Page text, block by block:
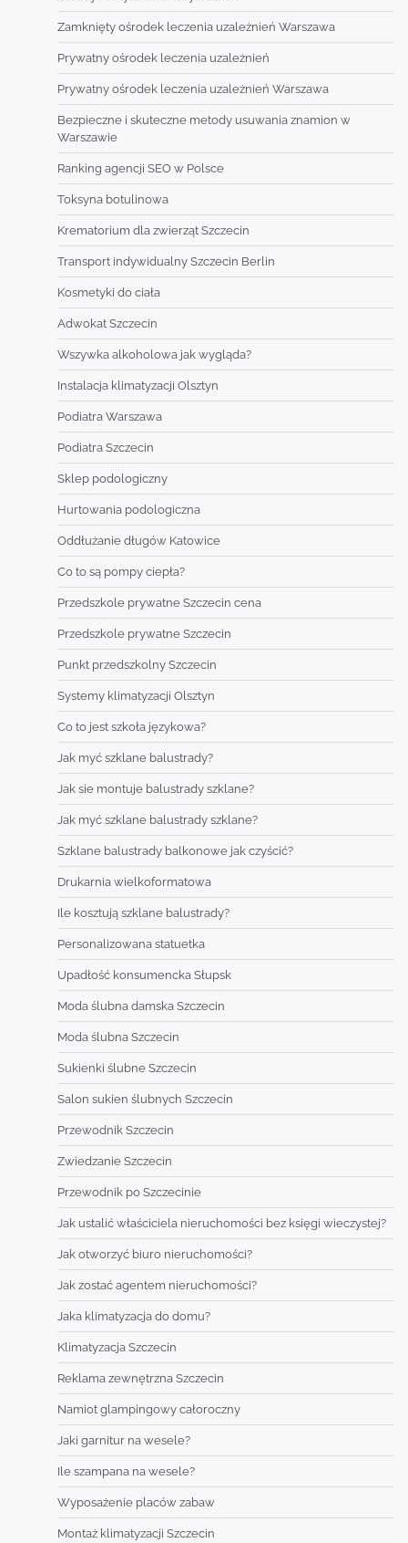
Zamknięty ośrodek leczenia uzależnień Warszawa
Prywatny ośrodek leczenia uzależnień
Prywatny ośrodek leczenia uzależnień Warszawa
Bezpieczne i skuteczne metody usuwania znamion w
Warszawie
Ranking agencji SEO w Polsce
Toksyna botulinowa
Krematorium dla zwierząt Szczecin
Transport indywidualny Szczecin Berlin
Kosmetyki do ciała
Adwokat Szczecin
Wszywka alkoholowa jak wygląda?
Instalacja klimatyzacji Olsztyn
Podiatra Warszawa
Podiatra Szczecin
Sklep podologiczny
Hurtowania podologiczna
Oddłużanie długów Katowice
Co to są pompy ciepła?
Przedszkole prywatne Szczecin cena
Przedszkole prywatne Szczecin
Punkt przedszkolny Szczecin
Systemy klimatyzacji Olsztyn
Co to jest szkoła językowa?
Jak myć szklane balustrady?
Jak sie montuje balustrady szklane?
Jak myć szklane balustrady szklane?
Szklane balustrady balkonowe jak czyścić?
Drukarnia wielkoformatowa
Ile kosztują szklane balustrady?
Personalizowana statuetka
Upadłość konsumencka Słupsk
Moda ślubna damska Szczecin
Moda ślubna Szczecin
Sukienki ślubne Szczecin
Salon sukien ślubnych Szczecin
Przewodnik Szczecin
Zwiedzanie Szczecin
Przewodnik po Szczecinie
Jak ustalić właściciela nieruchomości bez księgi wieczystej?
Jak otworzyć biuro nieruchomości?
Jak zostać agentem nieruchomości?
Jaka klimatyzacja do domu?
Klimatyzacja Szczecin
Reklama zewnętrzna Szczecin
Namiot glampingowy całoroczny
Jaki garnitur na wesele?
Ile szampana na wesele?
Wyposażenie placów zabaw
Montaż klimatyzacji Szczecin